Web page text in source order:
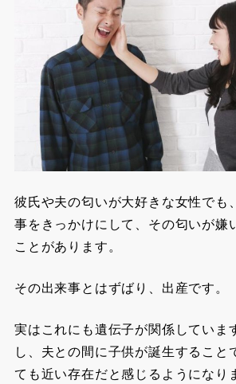
彼氏や夫の匂いが大好きな女性でも
事をきっかけにして、その匂いが嫌
ことがあります。
その出来事とはずばり、出産です。
実はこれにも遺伝子が関係していま
し、夫との間に子供が誕生すること
ても近い存在だと感じるようになり